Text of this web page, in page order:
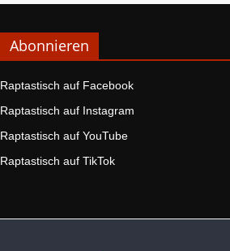
Abonnieren
Raptastisch auf Facebook
Raptastisch auf Instagram
Raptastisch auf YouTube
Raptastisch auf TikTok